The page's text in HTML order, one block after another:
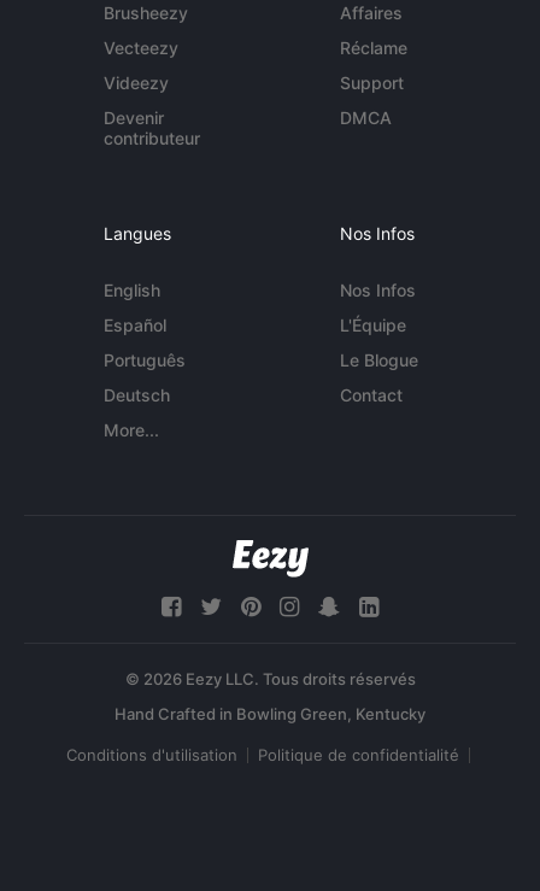
Brusheezy
Vecteezy
Videezy
Devenir
contributeur
Affaires
Réclame
Support
DMCA
Langues
English
Español
Português
Deutsch
More...
Nos Infos
Nos Infos
L'Équipe
Le Blogue
Contact
© 2026 Eezy LLC. Tous droits réservés
Conditions d'utilisation Politique de confidentialité